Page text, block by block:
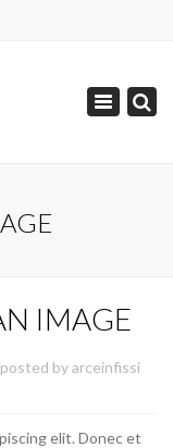
Toggle
IMAGE
posted byarceinfissi
elit. Donec et